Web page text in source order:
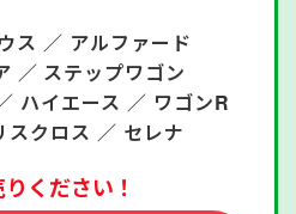
ス ／ アルファード
／ ステップワゴン
ハイエース ／ ワゴンR
スクロス ／ セレナ
ください！